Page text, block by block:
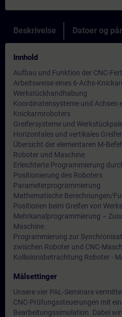
Beskrivelse Datoer og
Innhold
Aufbau und Funktion der CNC-
Arbeitsweise eines 6-Achs-
Werkstückhandhabung
Koordinatensysteme und Achsen
Knickarmroboters
Greifersysteme und
Horizontales und vertikales
Übersicht der elementaren M-
Roboter und Maschine
Erleichterte Programmierung
Positionierung des Roboters
Parameterprogrammierung
Mathematische Berechnungen/
Positionen beim Greifen von
Mehrkanalprogrammierung –
Maschine
Programmierung zur
zwischen Roboter und CNC-
Kollisionsbetrachtung Roboter -
Målsettinger
Unsere vier PAL-Seminare
CNC-Prüfungssteuerungen mit
Bearbeitungssimulation. Dabei